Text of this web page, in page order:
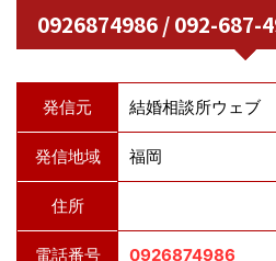
0926874986 / 092-687-
発信元 結婚相談所ウェブ
発信地域 福岡
住所
電話番号 0926874986